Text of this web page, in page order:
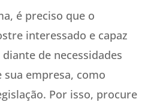
é preciso que o
interessado e capaz
de necessidades
empresa, como
Por isso, procure